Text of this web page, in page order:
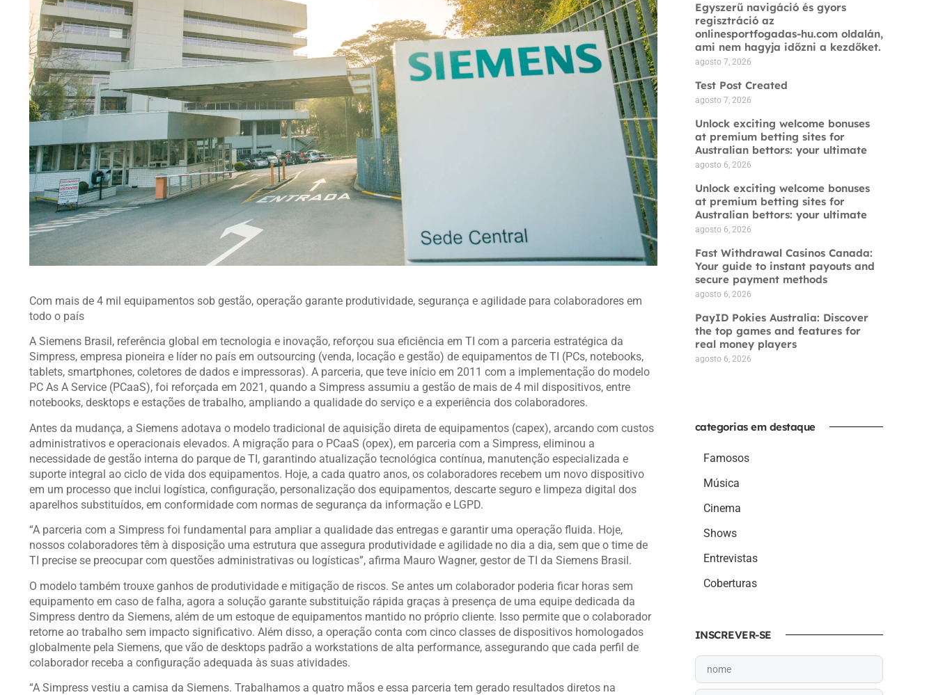
Com mais de 4 mil equipamentos sob gestão, operação garante produtividade, segurança e agilidade para colaboradores em
todo o país
A Siemens Brasil, referência global em tecnologia e inovação, reforçou sua eficiência em TI com a parceria estratégica da
Simpress, empresa pioneira e líder no país em outsourcing (venda, locação e gestão) de equipamentos de TI (PCs, notebooks,
tablets, smartphones, coletores de dados e impressoras). A parceria, que teve início em 2011 com a implementação do modelo
PC As A Service (PCaaS), foi reforçada em 2021, quando a Simpress assumiu a gestão de mais de 4 mil dispositivos, entre
notebooks, desktops e estações de trabalho, ampliando a qualidade do serviço e a experiência dos colaboradores.
Antes da mudança, a Siemens adotava o modelo tradicional de aquisição direta de equipamentos (capex), arcando com custos
administrativos e operacionais elevados. A migração para o PCaaS (opex), em parceria com a Simpress, eliminou a
necessidade de gestão interna do parque de TI, garantindo atualização tecnológica contínua, manutenção especializada e
suporte integral ao ciclo de vida dos equipamentos. Hoje, a cada quatro anos, os colaboradores recebem um novo dispositivo
em um processo que inclui logística, configuração, personalização dos equipamentos, descarte seguro e limpeza digital dos
aparelhos substituídos, em conformidade com normas de segurança da informação e LGPD.
“A parceria com a Simpress foi fundamental para ampliar a qualidade das entregas e garantir uma operação fluida. Hoje,
nossos colaboradores têm à disposição uma estrutura que assegura produtividade e agilidade no dia a dia, sem que o time de
TI precise se preocupar com questões administrativas ou logísticas”, afirma Mauro Wagner, gestor de TI da Siemens Brasil.
O modelo também trouxe ganhos de produtividade e mitigação de riscos. Se antes um colaborador poderia ficar horas sem
equipamento em caso de falha, agora a solução garante substituição rápida graças à presença de uma equipe dedicada da
Simpress dentro da Siemens, além de um estoque de equipamentos mantido no próprio cliente. Isso permite que o colaborador
retorne ao trabalho sem impacto significativo. Além disso, a operação conta com cinco classes de dispositivos homologados
globalmente pela Siemens, que vão de desktops padrão a workstations de alta performance, assegurando que cada perfil de
colaborador receba a configuração adequada às suas atividades.
“A Simpress vestiu a camisa da Siemens. Trabalhamos a quatro mãos e essa parceria tem gerado resultados diretos na
Egyszerű navigáció és gyors
regisztráció az
onlinesportfogadas-hu.com oldalán,
ami nem hagyja időzni a kezdőket.
agosto 7, 2026
Test Post Created
agosto 7, 2026
Unlock exciting welcome bonuses
at premium betting sites for
Australian bettors: your ultimate
agosto 6, 2026
Unlock exciting welcome bonuses
at premium betting sites for
Australian bettors: your ultimate
agosto 6, 2026
Fast Withdrawal Casinos Canada:
Your guide to instant payouts and
secure payment methods
agosto 6, 2026
PayID Pokies Australia: Discover
the top games and features for
real money players
agosto 6, 2026
categorias em destaque
Famosos
Música
Cinema
Shows
Entrevistas
Coberturas
INSCREVER-SE